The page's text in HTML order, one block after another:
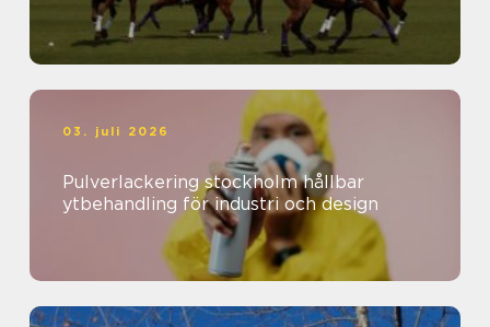
03. juli 2026
Pulverlackering stockholm hållbar
ytbehandling för industri och design